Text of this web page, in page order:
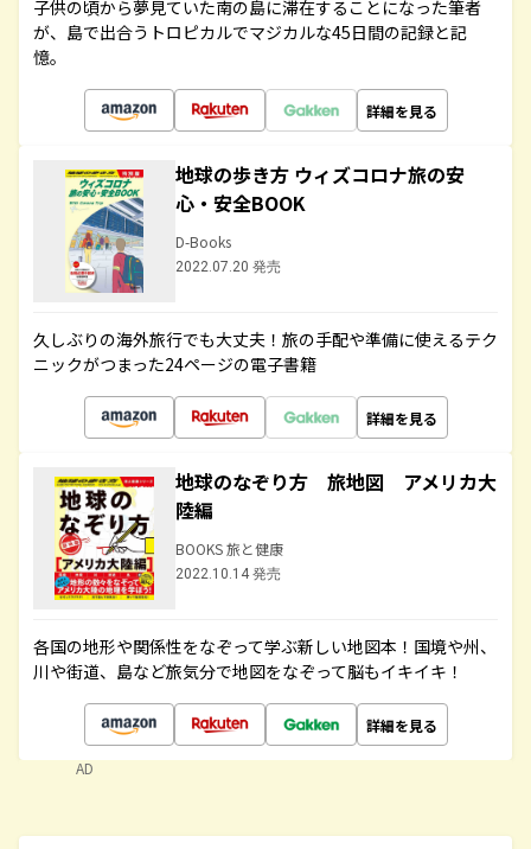
子供の頃から夢見ていた南の島に滞在することになった筆者
が、島で出合うトロピカルでマジカルな45日間の記録と記
憶。
詳細を見る
地球の歩き方 ウィズコロナ旅の安
心・安全BOOK
D-Books
2022.07.20 発売
久しぶりの海外旅行でも大丈夫！旅の手配や準備に使えるテク
ニックがつまった24ページの電子書籍
詳細を見る
地球のなぞり方 旅地図 アメリカ大
陸編
BOOKS 旅と健康
2022.10.14 発売
各国の地形や関係性をなぞって学ぶ新しい地図本！国境や州、
川や街道、島など旅気分で地図をなぞって脳もイキイキ！
詳細を見る
AD